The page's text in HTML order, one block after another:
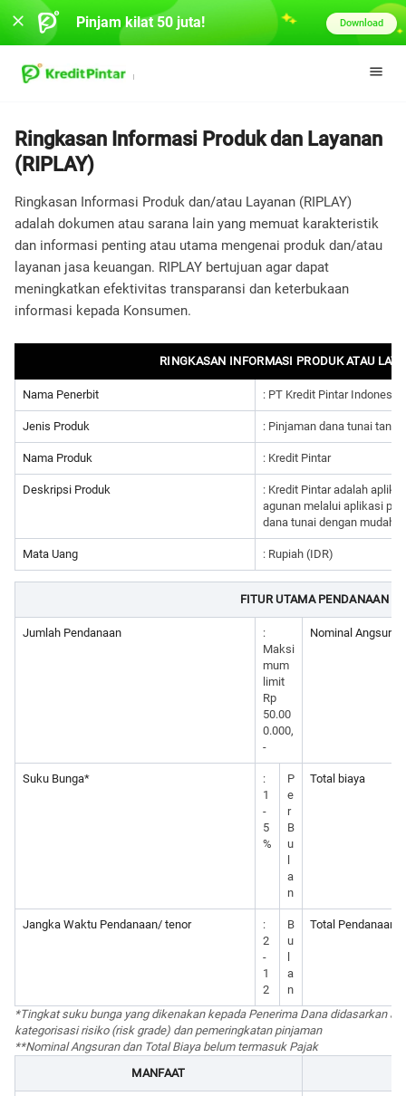
Ringkasan Informasi Produk dan Layanan
(RIPLAY)
Ringkasan Informasi Produk dan/atau Layanan (RIPLAY)
adalah dokumen atau sarana lain yang memuat karakteristik
dan informasi penting atau utama mengenai produk dan/atau
layanan jasa keuangan. RIPLAY bertujuan agar dapat
meningkatkan efektivitas transparansi dan keterbukaan
informasi kepada Konsumen.
RINGKASAN INFORMASI PRODUK ATAU
Nama Penerbit : PT Kredit Pintar Indonesia
Jenis Produk : Pinjaman dana tunai
Nama Produk : Kredit Pintar
Deskripsi Produk
: Kredit Pintar adalah
agunan melalui aplikasi
dana tunai dengan mudah
Mata Uang : Rupiah (IDR)
FITUR UTAMA PENDANAAN
Jumlah Pendanaan
:
Maksi
mum
limit
Rp
50.00
0.000,
-
Nominal
Suku Bunga*
:
1
-
5
%
P
e
r
B
u
a
n
Total biaya
Jangka Waktu Pendanaan/ tenor
:
2
-
1
2
B
u
a
n
Total Pendanaan
*Tingkat suku bunga yang dikenakan kepada Penerima Dana didasarkan
kategorisasi risiko (risk grade) dan pemeringkatan pinjaman
**Nominal Angsuran dan Total Biaya belum termasuk Pajak
MANFAAT
Pinjam kilat 50 juta! Download